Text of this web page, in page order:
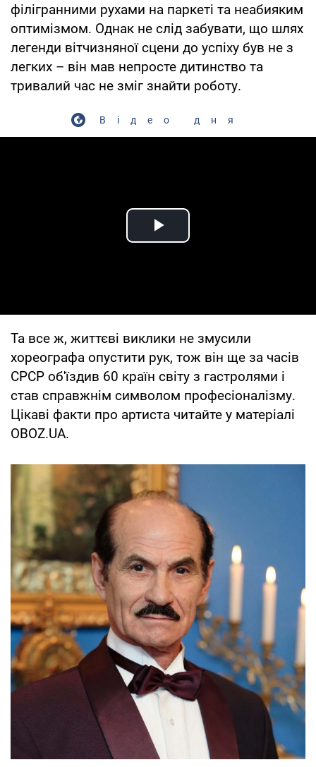
філігранними рухами на паркеті та неабияким
оптимізмом. Однак не слід забувати, що шлях
легенди вітчизняної сцени до успіху був не з
легких – він мав непросте дитинство та
тривалий час не зміг знайти роботу.
Відео дня
Play Video
Та все ж, життєві виклики не змусили
хореографа опустити рук, тож він ще за часів
СРСР об'їздив 60 країн світу з гастролями і
став справжнім символом професіоналізму.
Цікаві факти про артиста читайте у матеріалі
OBOZ.UA.